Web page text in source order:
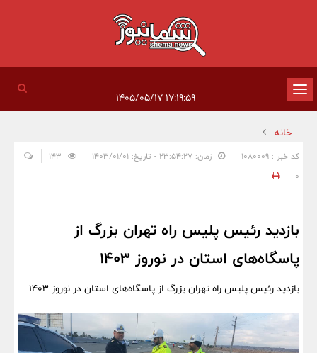
تغییر
وضعیت
ناوبری
۱۷:۱۹:۵۹ ۱۴۰۵/۰۵/۱۷
خانه
کد خبر : 1080009 زمان: ۲۳:۵۴:۲۷ - تاریخ: ۱۴۰۳/۰۱/۰۱
0
بازدید رئیس پلیس راه تهران بزرگ از
پاسگاه‌های استان در نوروز ۱۴۰۳
بازدید رئیس پلیس راه تهران بزرگ از پاسگاه‌های استان در نوروز ۱۴۰۳